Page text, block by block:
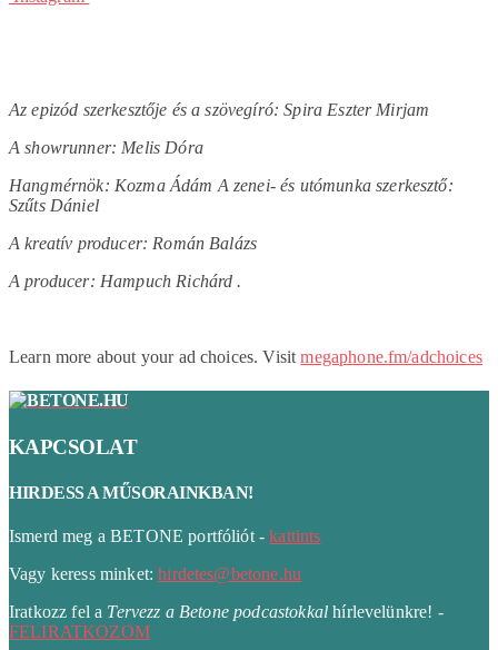
Az epizód szerkesztője és a szövegíró: Spira Eszter Mirjam
A showrunner: Melis Dóra
Hangmérnök: Kozma Ádám A zenei- és utómunka szerkesztő:
Szűts Dániel
A kreatív producer: Román Balázs
A producer: Hampuch Richárd .
Learn more about your ad choices. Visitmegaphone.fm/adchoices
KAPCSOLAT
HIRDESS A MŰSORAINKBAN!
Ismerd meg a BETONE portfóliót -kattints
Vagy keress minket:hirdetes@betone.hu
Iratkozz fel a Tervezz a Betone podcastokkal hírlevelünkre! -
FELIRATKOZOM